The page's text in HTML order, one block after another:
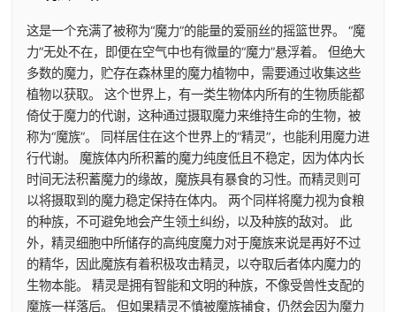
这是一个充满了被称为“魔力”的能量的爱丽丝的摇篮世界。 “魔
力”无处不在，即便在空气中也有微量的“魔力”悬浮着。 但绝大
多数的魔力，贮存在森林里的魔力植物中，需要通过收集这些
植物以获取。 这个世界上，有一类生物体内所有的生物质能都
倚仗于魔力的代谢，这种通过摄取魔力来维持生命的生物，被
称为“魔族”。 同样居住在这个世界上的“精灵”，也能利用魔力进
行代谢。 魔族体内所积蓄的魔力纯度低且不稳定，因为体内长
时间无法积蓄魔力的缘故，魔族具有暴食的习性。而精灵则可
以将摄取到的魔力稳定保持在体内。 两个同样将魔力视为食粮
的种族，不可避免地会产生领土纠纷，以及种族的敌对。 此
外，精灵细胞中所储存的高纯度魔力对于魔族来说是再好不过
的精华，因此魔族有着积极攻击精灵，以夺取后者体内魔力的
生物本能。 精灵是拥有智能和文明的种族，不像受兽性支配的
魔族一样落后。 但如果精灵不慎被魔族捕食，仍然会因为魔力